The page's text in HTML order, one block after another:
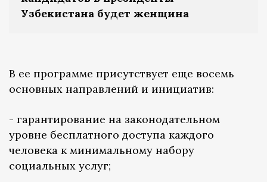
Узбекистана будет женщина
В ее программе присутствует еще восемь
основных направлений и инициатив:
- гарантирование на законодательном
уровне бесплатного доступа каждого
человека к минимальному набору
социальных услуг;